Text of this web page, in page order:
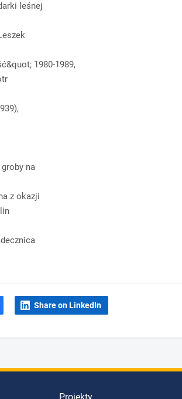
leśnej
1980-1989,
na
z okazji
Share on LinkedIn